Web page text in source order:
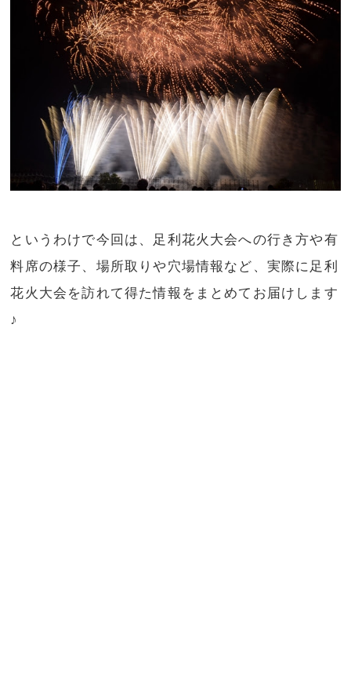
というわけで今回は、足利花火大会への行き方や有
料席の様子、場所取りや穴場情報など、実際に足利
花火大会を訪れて得た情報をまとめてお届けします
♪